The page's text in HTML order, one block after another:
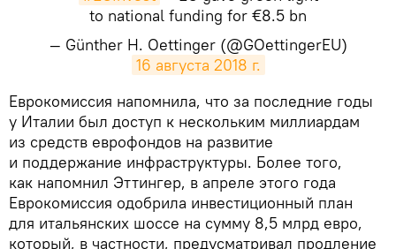
to national funding for €8.5 bn
— Günther H. Oettinger (@GOettingerEU)
16 августа 2018 г.
​Еврокомиссия напомнила, что за последние годы
у Италии был доступ к нескольким миллиардам
из средств еврофондов на развитие
и поддержание инфраструктуры. Более того,
как напомнил Эттингер, в апреле этого года
Еврокомиссия одобрила инвестиционный план
для итальянских шоссе на сумму 8,5 млрд евро,
который, в частности, предусматривал продление